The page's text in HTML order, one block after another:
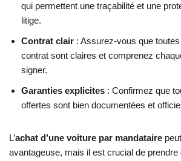
qui permettent une traçabilité et une
litige.
Contrat clair : Assurez-vous que
contrat sont claires et comprenez
signer.
Garanties explicites : Confirmez que
offertes sont bien documentées et
L’achat d’une voiture par mandataire
avantageuse, mais il est crucial de prendre